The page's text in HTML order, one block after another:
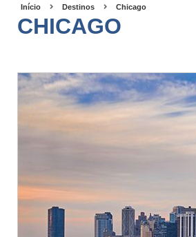
Início Destinos Chicago
CHICAGO